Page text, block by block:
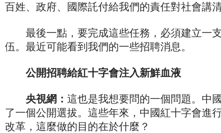
百姓、政府、國際託付給我們的責任對社會講
最後一點，要完成這些任務，必須建立一
伍。最近可能看到我們的一些招聘消息。
公開招聘給紅十字會注入新鮮血液
央視網： 這也是我想要問的一個問題。中
了一個公開選拔。這些年來，中國紅十字會進
改革，這麼做的目的在於什麼？